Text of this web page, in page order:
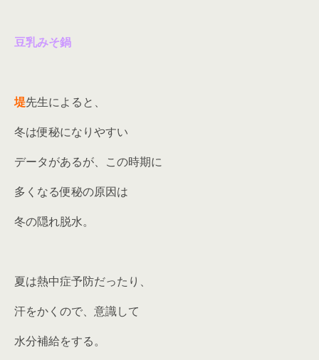
豆乳みそ鍋
堤先生によると、
冬は便秘になりやすい
データがあるが、この時期に
多くなる便秘の原因は
冬の隠れ脱水。
夏は熱中症予防だったり、
汗をかくので、意識して
水分補給をする。